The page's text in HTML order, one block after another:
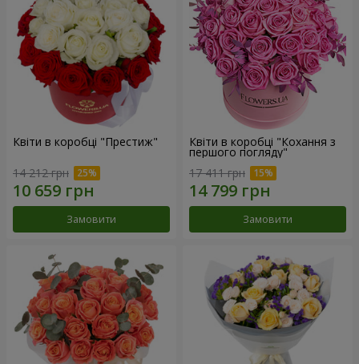
Квіти в коробці "Престиж"
14 212 грн
Замовити
Квіти в коробці "Кохання з
першого погляду"
17 411 грн
Замовити